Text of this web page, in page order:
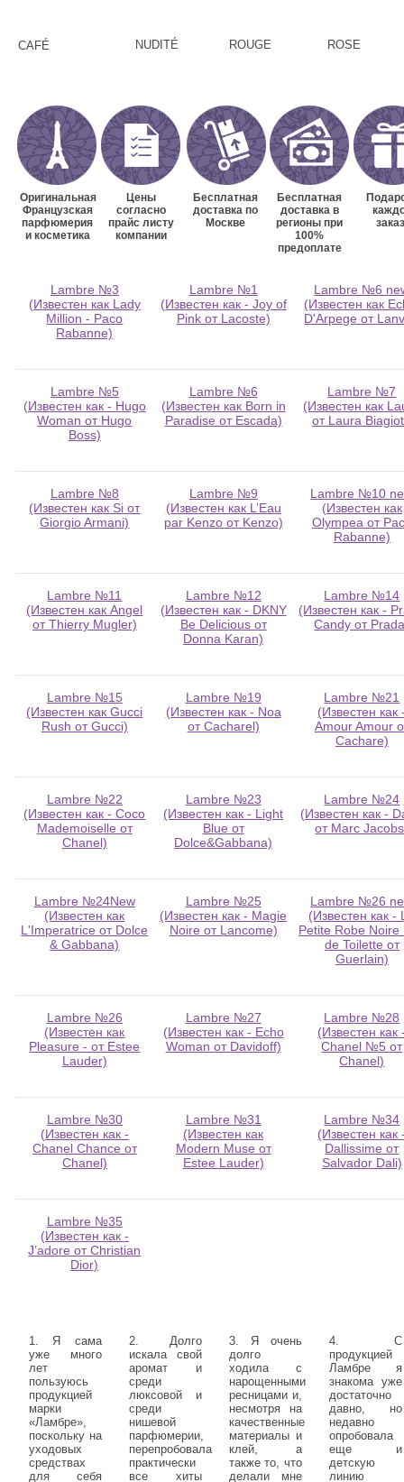
CAFÉ NUDITÉ ROUGE ROSE
Оригинальная
Французская
парфюмерия
и косметика
Цены
согласно
прайс листу
компании
Бесплатная
доставка по
Москве
Бесплатная
доставка в
регионы при
100%
предоплате
Lambre №3
(Известен как Lady
Million - Paco
Rabanne)
Lambre №1
(Известен как - Joy of
Pink от Lacoste)
Lambre №6
(Известен как
D'Arpege от
Lambre №5
(Известен как - Hugo
Woman от Hugo
Boss)
Lambre №6
(Известен как Born in
Paradise от Escada)
Lambre №7
(Известен как
от Laura
Lambre №8
(Известен как Si от
Giorgio Armani)
Lambre №9
(Известен как L’Eau
par Kenzo от Kenzo)
Lambre №10
(Известен как
Olympea от
Rabanne)
Lambre №11
(Известен как Angel
от Thierry Mugler)
Lambre №12
(Известен как - DKNY
Be Delicious от
Donna Karan)
Lambre №14
(Известен как -
Candy от
Lambre №15
(Известен как Gucci
Rush от Gucci)
Lambre №19
(Известен как - Noa
от Cacharel)
Lambre №21
(Известен как
Amour Amour
Cachare)
Lambre №22
(Известен как - Coco
Mademoiselle от
Chanel)
Lambre №23
(Известен как - Light
Blue от
Dolce&Gabbana)
Lambre №24
(Известен как -
от Marc
Lambre №24New
(Известен как
L'Imperatrice от Dolce
& Gabbana)
Lambre №25
(Известен как - Magie
Noire от Lancome)
Lambre №26
(Известен как -
Petite Robe Noire
de Toilette от
Guerlain)
Lambre №26
(Известен как
Pleasure - от Estee
Lauder)
Lambre №27
(Известен как - Echo
Woman от Davidoff)
Lambre №28
(Известен как
Chanel №5 от
Chanel)
Lambre №30
(Известен как -
Chanel Chance от
Chanel)
Lambre №31
(Известен как
Modern Muse от
Estee Lauder)
Lambre №34
(Известен как
Dallissime от
Salvador Dali)
Lambre №35
(Известен как -
J’adore от Christian
Dior)
1. Я сама
уже много
лет
пользуюсь
продукцией
марки
«Ламбре»,
поскольку на
уходовых
средствах
для себя
2. Долго
искала свой
аромат и
среди
люксовой и
среди
нишевой
парфюмерии,
перепробовала
практически
все хиты
3. Я очень
долго
ходила с
нарощенными
ресницами и,
несмотря на
качественные
материалы и
клей, а
также то, что
делали мне
4. С
продукцией
Ламбре я
знакома уже
достаточно
давно, но
недавно
опробовала
еще и
детскую
линию